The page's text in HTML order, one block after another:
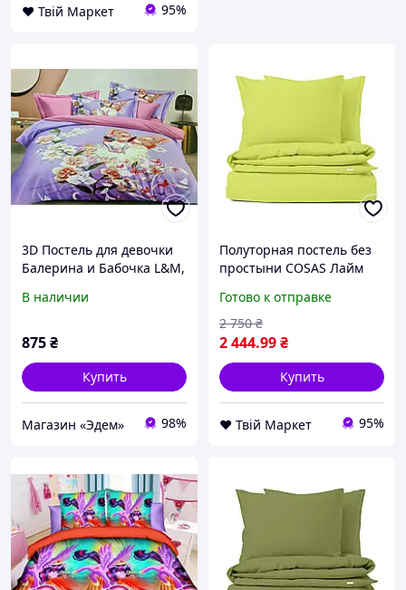
❤️ Твій Маркет 95%
3D Постель для девочки
Балерина и Бабочка L&M,
160х210, 50х70-2 шт
В наличии
875₴
Купить
Магазин «Эдем» 98%
Полуторная постель без
простыни COSAS Лайм
Готово к отправке
2 444.99₴
2 750 ₴
Купить
❤️ Твій Маркет 95%